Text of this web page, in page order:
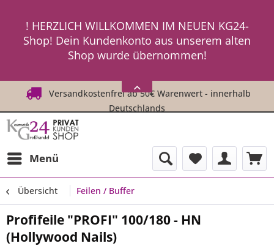
! HERZLICH WILLKOMMEN IM NEUEN KG24-
Shop! Dein Kundenkonto aus unserem alten
Shop wurde übernommen!
ein neues Passwort an ! ! !
Versandkostenfrei ab 50€ Warenwert - innerhalb
Deutschlands
Menü
Übersicht Feilen / Buffer
Profifeile "PROFI" 100/180 - HN
(Hollywood Nails)